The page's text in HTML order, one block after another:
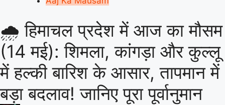
🌧️ हिमाचल प्रदेश में आज का मौसम
(14 मई): शिमला, कांगड़ा और कुल्लू
में हल्की बारिश के आसार, तापमान में
बड़ा बदलाव! जानिए पूरा पूर्वानुमान